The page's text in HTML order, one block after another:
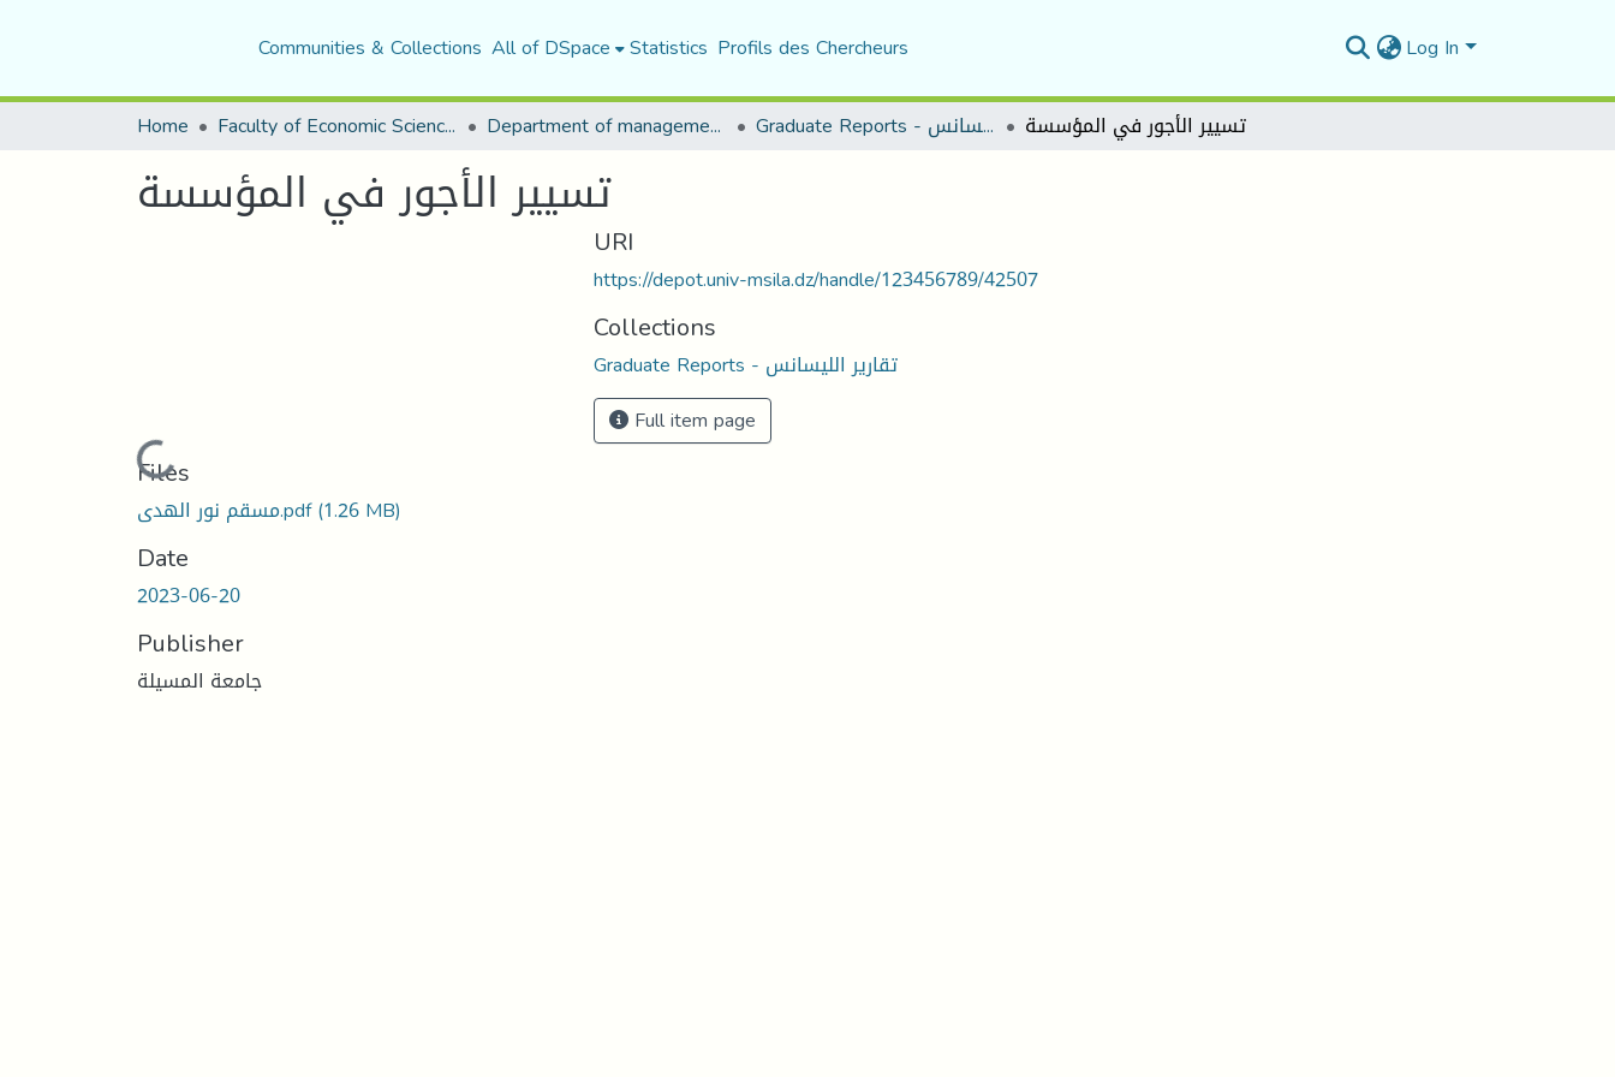
Communities & Collections All of DSpace Statistics Profils des Chercheurs Log In
Home Faculty of Economic Sciences, Commerce and Management Sciences Department of management sciences Graduate Reports - تقارير الليسانس تسيير الأجور في المؤسسة
تسيير الأجور في المؤسسة
Loading...
Files
مسقم نور الهدى.pdf(1.26 MB)
Date
2023-06-20
Publisher
جامعة المسيلة
URI
https://depot.univ-msila.dz/handle/123456789/42507
Collections
Graduate Reports - تقارير الليسانس
Full item page